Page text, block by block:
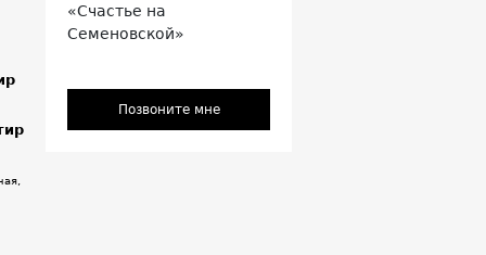
«Счастье на
Семеновской»
Позвоните мне